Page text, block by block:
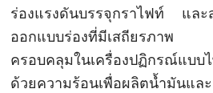
ร่องแรงดันบรรจุกราไฟท์ และ
ออกแบบร่องที่มีเสถียรภา
ครอบคลุมในเครื่องปฏิกรณ์แบบ
ด้วยความร้อนเพื่อผลิตน้ำมันแล